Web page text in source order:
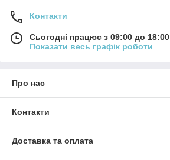
Контакти
Сьогодні працює з 09:00 до 18:00
Показати весь графік роботи
Про нас
Контакти
Доставка та оплата